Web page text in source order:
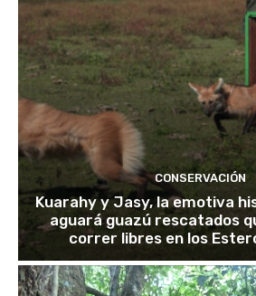
CONSERVACIÓN
Kuarahy y Jasy, la emotiva
aguará guazú rescatados
correr libres en los